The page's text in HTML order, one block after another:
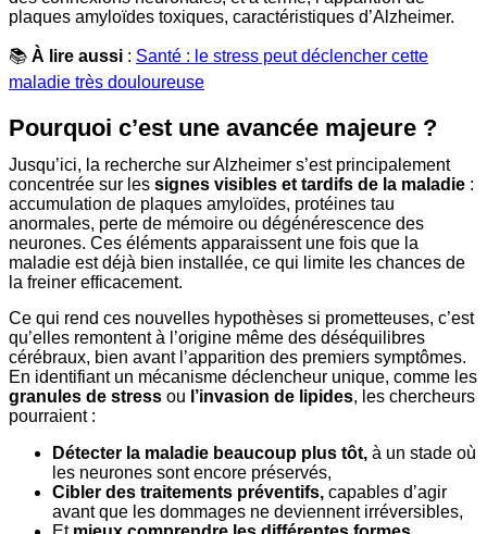
plaques amyloïdes toxiques, caractéristiques d’Alzheimer.
📚 À lire aussi : Santé : le stress peut déclencher cette
maladie très douloureuse
Pourquoi c’est une avancée majeure ?
Jusqu’ici, la recherche sur Alzheimer s’est principalement
concentrée sur les signes visibles et tardifs de la maladie :
accumulation de plaques amyloïdes, protéines tau
anormales, perte de mémoire ou dégénérescence des
neurones. Ces éléments apparaissent une fois que la
maladie est déjà bien installée, ce qui limite les chances de
la freiner efficacement.
Ce qui rend ces nouvelles hypothèses si prometteuses, c’est
qu’elles remontent à l’origine même des déséquilibres
cérébraux, bien avant l’apparition des premiers symptômes.
En identifiant un mécanisme déclencheur unique, comme les
granules de stress ou l’invasion de lipides, les chercheurs
pourraient :
Détecter la maladie beaucoup plus tôt, à un stade où
les neurones sont encore préservés,
Cibler des traitements préventifs, capables d’agir
avant que les dommages ne deviennent irréversibles,